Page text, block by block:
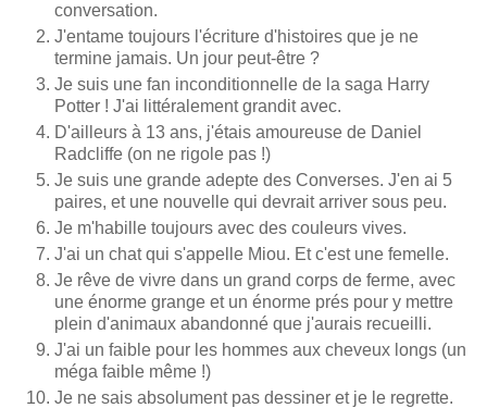
conversation.
J'entame toujours l'écriture d'histoires que je ne
termine jamais. Un jour peut-être ?
Je suis une fan inconditionnelle de la saga Harry
Potter ! J'ai littéralement grandit avec.
D'ailleurs à 13 ans, j'étais amoureuse de Daniel
Radcliffe (on ne rigole pas !)
Je suis une grande adepte des Converses. J'en ai 5
paires, et une nouvelle qui devrait arriver sous peu.
Je m'habille toujours avec des couleurs vives.
J'ai un chat qui s'appelle Miou. Et c'est une femelle.
Je rêve de vivre dans un grand corps de ferme, avec
une énorme grange et un énorme prés pour y mettre
plein d'animaux abandonné que j'aurais recueilli.
J'ai un faible pour les hommes aux cheveux longs (un
méga faible même !)
Je ne sais absolument pas dessiner et je le regrette.